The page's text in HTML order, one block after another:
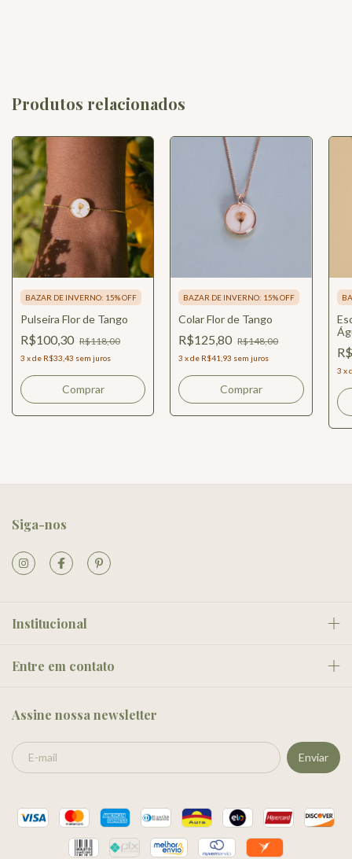
Produtos relacionados
BAZAR DE INVERNO: 15% OFF
Pulseira Flor de Tango
R$100,30 R$118,00
3 xde R$33,43 sem juros
Comprar
BAZAR DE INVERNO: 15% OFF
Colar Flor de Tango
R$125,80 R$148,00
3 xde R$41,93 sem juros
Comprar
3 x
Siga-nos
Institucional
Entre em contato
Assine nossa newsletter